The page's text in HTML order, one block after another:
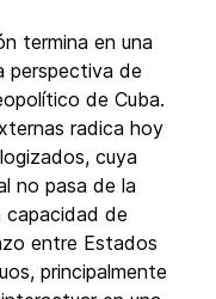
cubana.
en una
perspectiva de
de Cuba.
radica hoy
cuya
no pasa de la
capacidad de
entre Estados
principalmente